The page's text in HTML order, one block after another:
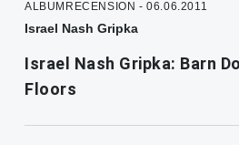
ALBUMRECENSION - 06.06.2011
Israel Nash Gripka
Israel Nash Gripka: Barn
Floors